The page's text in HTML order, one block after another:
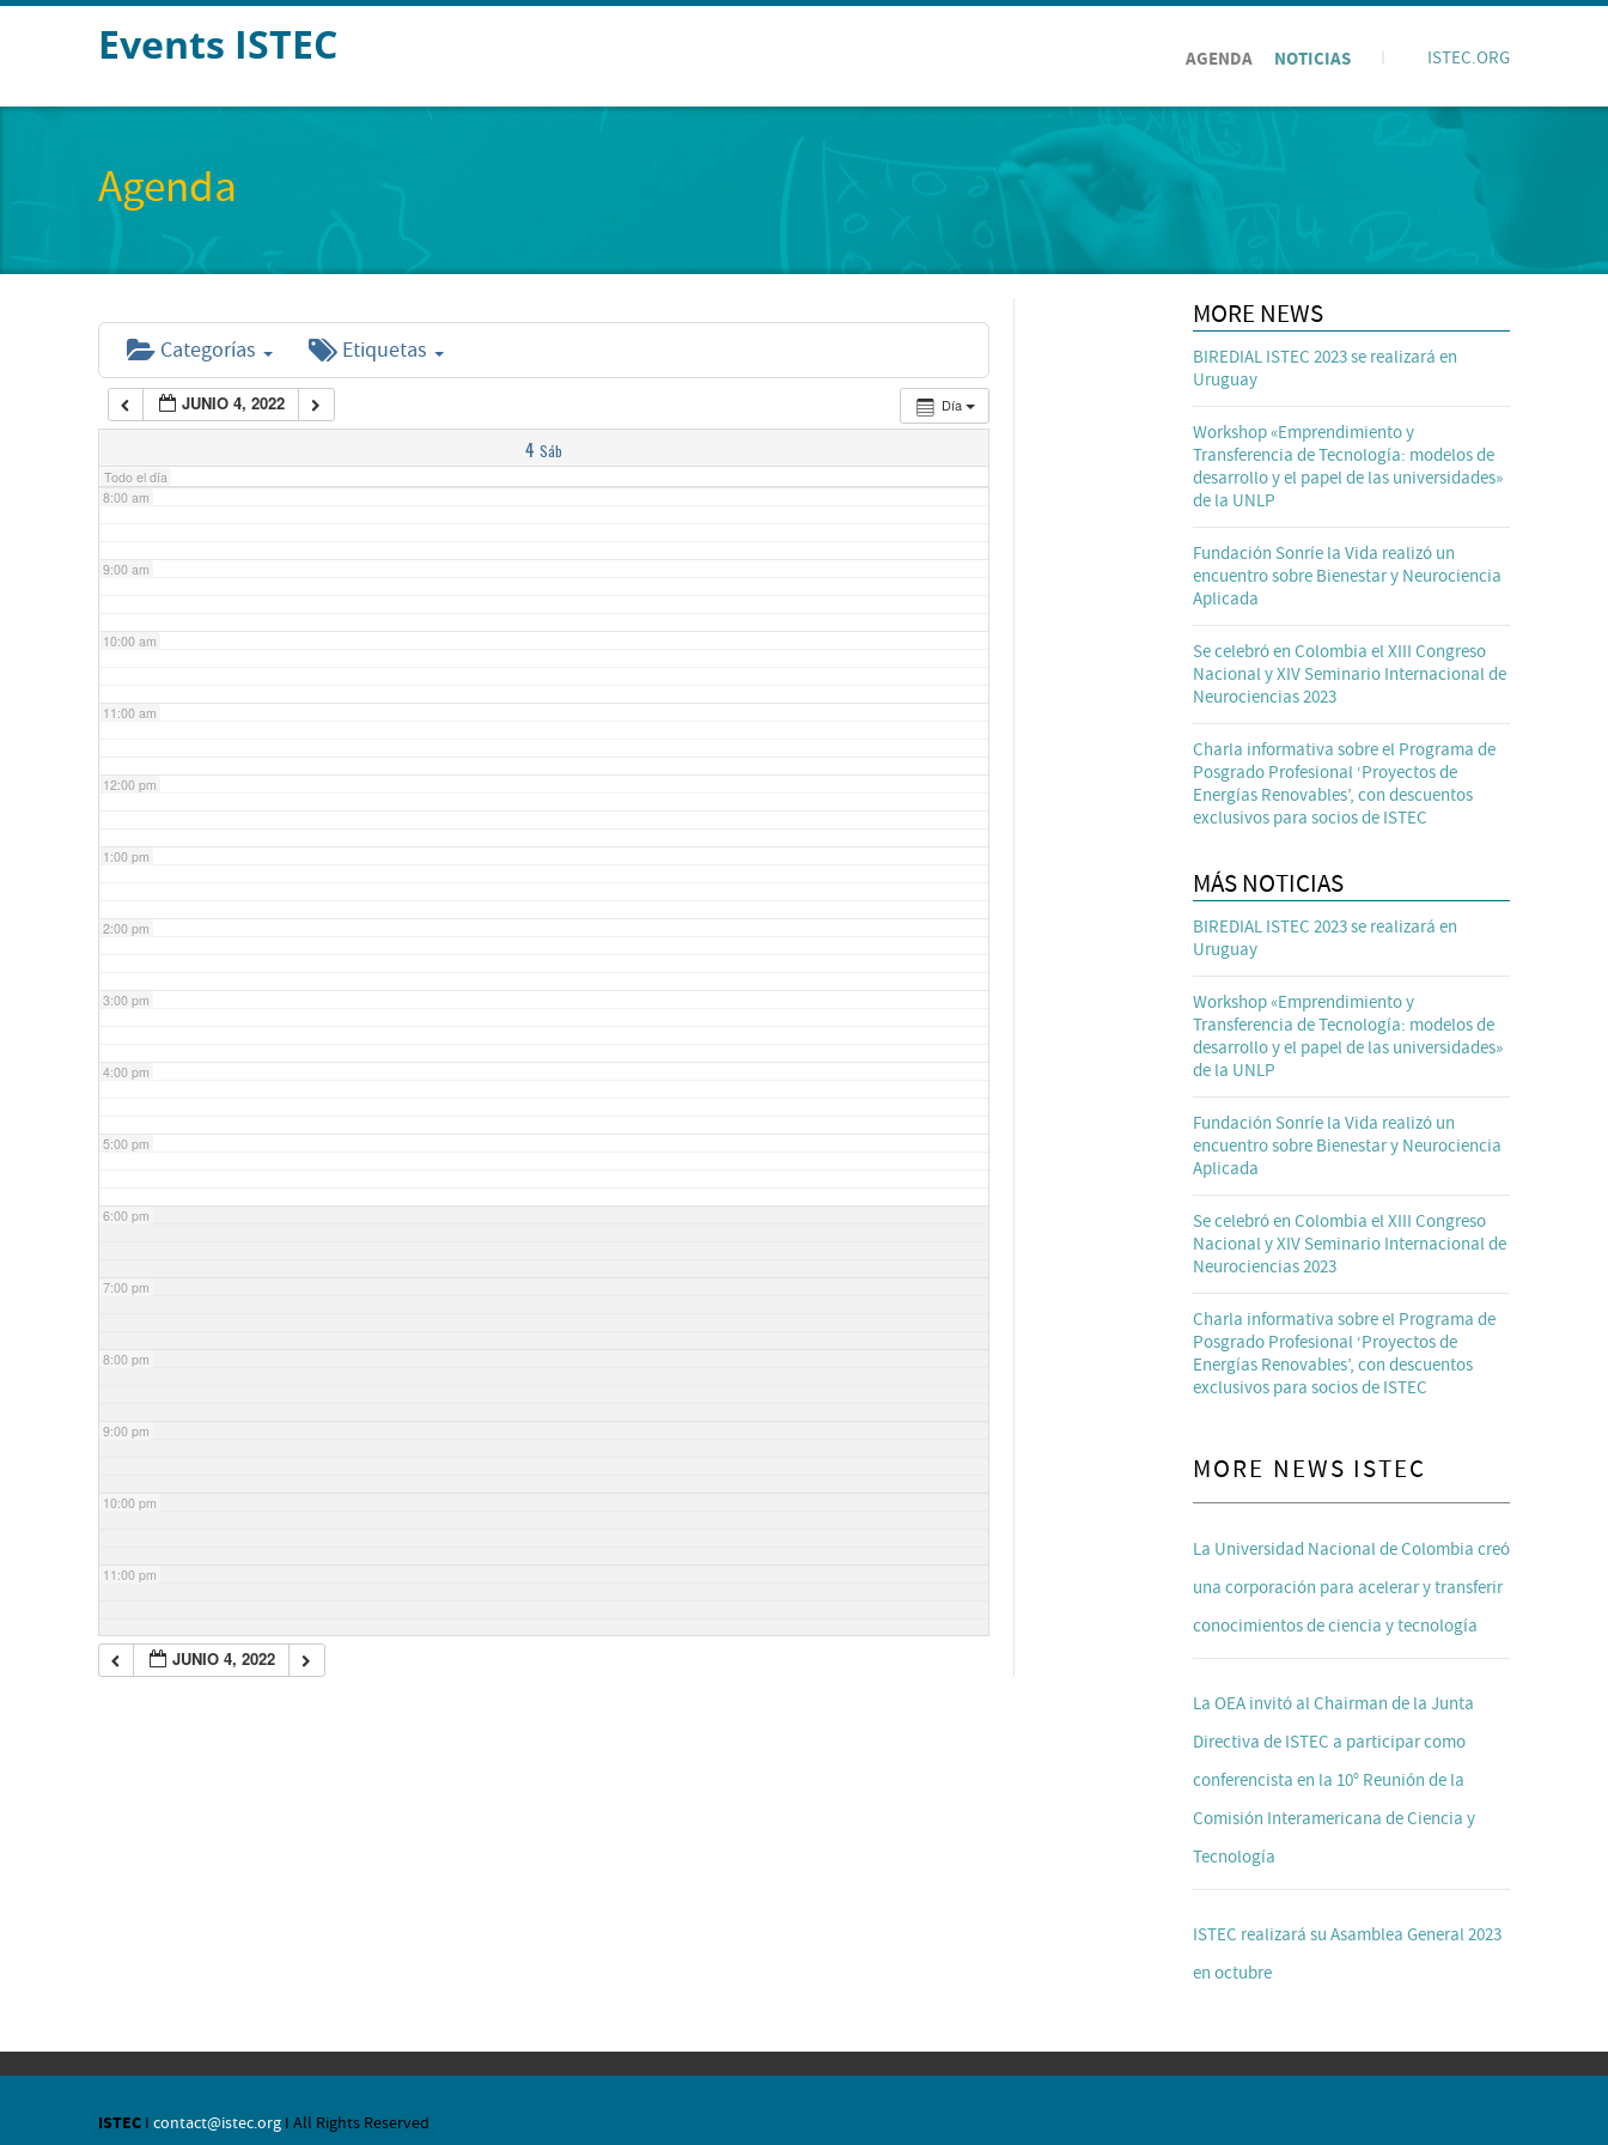
Events ISTEC AGENDA NOTICIAS ISTEC.ORG
Agenda
Categorías Etiquetas
Día
JUNIO 4, 2022
4 Sáb
Todo el día
4:00 am
6:00 am
7:00 am
8:00 am
9:00 am
10:00 am
11:00 am
12:00 pm
1:00 pm
2:00 pm
3:00 pm
4:00 pm
5:00 pm
6:00 pm
7:00 pm
8:00 pm
9:00 pm
10:00 pm
11:00 pm
JUNIO 4, 2022
MORE NEWS
BIREDIAL ISTEC 2023 se realizará en
Uruguay
Workshop «Emprendimiento y
Transferencia de Tecnología: modelos de
desarrollo y el papel de las universidades»
de la UNLP
Fundación Sonríe la Vida realizó un
encuentro sobre Bienestar y Neurociencia
Aplicada
Se celebró en Colombia el XIII Congreso
Nacional y XIV Seminario Internacional de
Neurociencias 2023
Charla informativa sobre el Programa de
Posgrado Profesional ‘Proyectos de
Energías Renovables’, con descuentos
exclusivos para socios de ISTEC
MÁS NOTICIAS
BIREDIAL ISTEC 2023 se realizará en
Uruguay
Workshop «Emprendimiento y
Transferencia de Tecnología: modelos de
desarrollo y el papel de las universidades»
de la UNLP
Fundación Sonríe la Vida realizó un
encuentro sobre Bienestar y Neurociencia
Aplicada
Se celebró en Colombia el XIII Congreso
Nacional y XIV Seminario Internacional de
Neurociencias 2023
Charla informativa sobre el Programa de
Posgrado Profesional ‘Proyectos de
Energías Renovables’, con descuentos
exclusivos para socios de ISTEC
MORE NEWS ISTEC
La Universidad Nacional de Colombia creó
una corporación para acelerar y transferir
conocimientos de ciencia y tecnología
La OEA invitó al Chairman de la Junta
Directiva de ISTEC a participar como
conferencista en la 10° Reunión de la
Comisión Interamericana de Ciencia y
Tecnología
ISTEC realizará su Asamblea General 2023
en octubre
ISTEC I contact@istec.org I All Rights Reserved